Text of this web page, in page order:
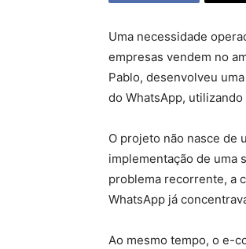
Uma necessidade
empresas vendem no
Pablo, desenvolveu
do WhatsApp,
O projeto não nasce de
implementação de uma
problema recorrente, a
WhatsApp já
Ao mesmo tempo, o e-